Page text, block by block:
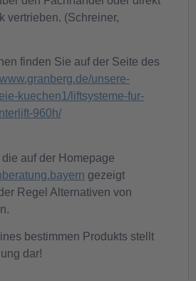
vertrieben. (Schreiner,
finden Sie auf der Seite des
unsere-
kuechen1/liftsysteme-fur-
960h/
auf der Homepage
gezeigt
Regel Alternativen von
bestimmen Produkts stellt
dar!